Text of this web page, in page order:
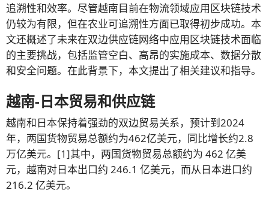
追溯性和效率。尽管越南目前在物流领域应用区块链技术
仍较为有限，但在农业可追溯性方面已取得初步成功。本
文还概述了未来在双边供应链网络中应用区块链技术面临
的主要挑战，包括监管空白、高昂的实施成本、数据分散
和安全问题。在此背景下，本文提出了相关建议和指导。
越南-日本贸易和供应链
越南和日本保持着强劲的双边贸易关系，预计到2024
年，两国货物贸易总额约为462亿美元，同比增长约2.8
万亿美元。 [1]其中，两国货物贸易总额约为 462 亿美
元，越南对日本出口约 246.1 亿美元，而从日本进口约
216.2 亿美元。